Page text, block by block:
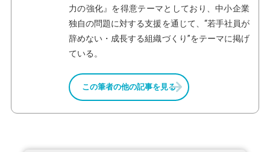
力の強化』を得意テーマとしており、中小企業
独自の問題に対する支援を通じて、“若手社員が
辞めない・成長する組織づくり”をテーマに掲げ
ている。
この筆者の他の記事を見る